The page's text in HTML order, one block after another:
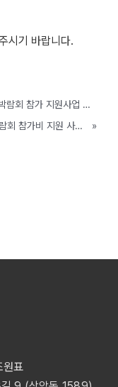
시기 바랍니다.
[지원사업] 보성군, 2021년 중소기업 국내 박람회 참가 지원사업 공고 (~예산 소진 시 까지)
[지원사업] 논산시, 2021년 중소기업 전시· 박람회 참가비 지원 사업 공고 (~ 사업비 소진시까지)
»
표